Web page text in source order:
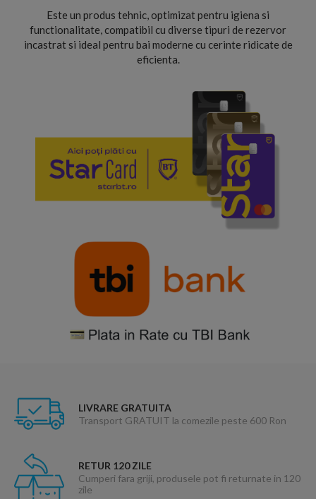
Este un produs tehnic, optimizat pentru igiena si
functionalitate, compatibil cu diverse tipuri de rezervor
incastrat si ideal pentru bai moderne cu cerinte ridicate de
eficienta.
LIVRARE GRATUITA
Transport GRATUIT la comezile peste 600 Ron
RETUR 120 ZILE
Cumperi fara griji, produsele pot fi returnate in 120
zile